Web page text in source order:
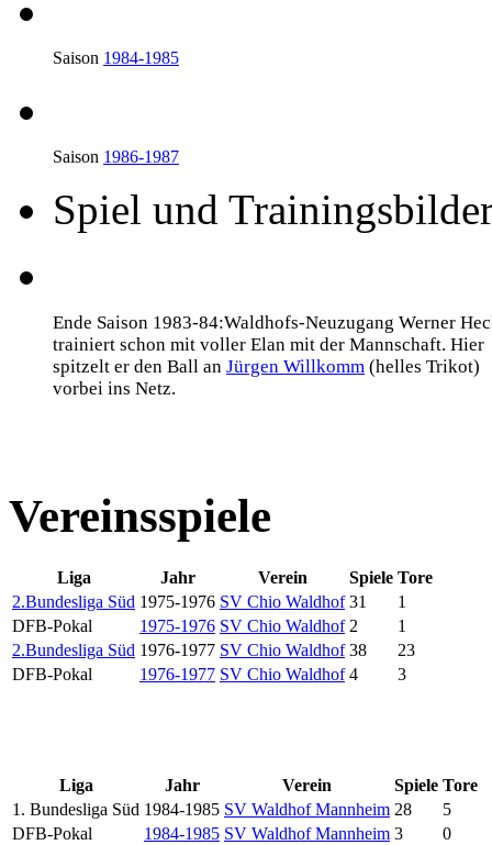
Saison 1984-1985
Saison 1986-1987
Spiel und
Ende Saison 1983-84:Waldhofs-Neuzugang Werner
trainiert schon mit voller Elan mit der Mannschaft. Hier
spitzelt er den Ball an Jürgen Willkomm (helles Trikot)
vorbei ins Netz.
Vereinsspiele
Liga Jahr Verein Spiele Tore
2.Bundesliga Süd 1975-1976 SV Chio Waldhof 31
1
DFB-Pokal
1975-1976 SV Chio Waldhof 2
1
2.Bundesliga Süd 1976-1977 SV Chio Waldhof 38
23
DFB-Pokal
1976-1977 SV Chio Waldhof 4 3
Liga Jahr Verein Spiele Tore
1. Bundesliga Süd 1984-1985 SV Waldhof Mannheim 28
5
DFB-Pokal
1984-1985 SV Waldhof Mannheim 3
0